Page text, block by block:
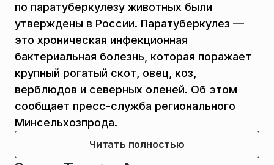
по паратуберкулезу животных были
утверждены в России. Паратуберкулез —
это хроническая инфекционная
бактериальная болезнь, которая поражает
крупный рогатый скот, овец, коз,
верблюдов и северных оленей. Об этом
сообщает пресс-служба регионального
Минсельхозпрода.
Читать полностью